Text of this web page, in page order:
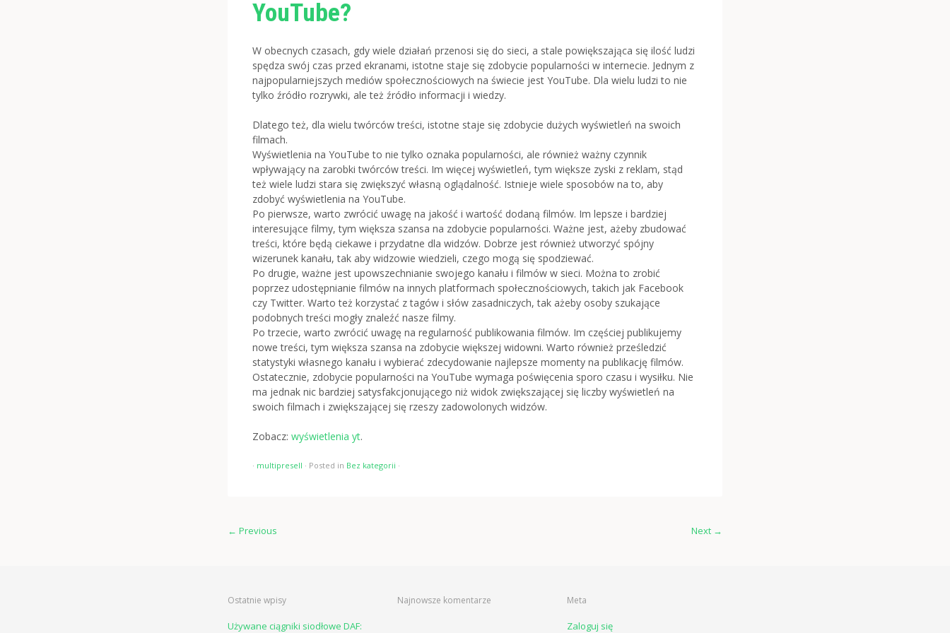
YouTube?
W obecnych czasach, gdy wiele działań przenosi się do sieci, a stale powiększająca się ilość ludzi
spędza swój czas przed ekranami, istotne staje się zdobycie popularności w internecie. Jednym z
najpopularniejszych mediów społecznościowych na świecie jest YouTube. Dla wielu ludzi to nie
tylko źródło rozrywki, ale też źródło informacji i wiedzy.
Dlatego też, dla wielu twórców treści, istotne staje się zdobycie dużych wyświetleń na swoich
filmach.
Wyświetlenia na YouTube to nie tylko oznaka popularności, ale również ważny czynnik
wpływający na zarobki twórców treści. Im więcej wyświetleń, tym większe zyski z reklam, stąd
też wiele ludzi stara się zwiększyć własną oglądalność. Istnieje wiele sposobów na to, aby
zdobyć wyświetlenia na YouTube.
Po pierwsze, warto zwrócić uwagę na jakość i wartość dodaną filmów. Im lepsze i bardziej
interesujące filmy, tym większa szansa na zdobycie popularności. Ważne jest, ażeby zbudować
treści, które będą ciekawe i przydatne dla widzów. Dobrze jest również utworzyć spójny
wizerunek kanału, tak aby widzowie wiedzieli, czego mogą się spodziewać.
Po drugie, ważne jest upowszechnianie swojego kanału i filmów w sieci. Można to zrobić
poprzez udostępnianie filmów na innych platformach społecznościowych, takich jak Facebook
czy Twitter. Warto też korzystać z tagów i słów zasadniczych, tak ażeby osoby szukające
podobnych treści mogły znaleźć nasze filmy.
Po trzecie, warto zwrócić uwagę na regularność publikowania filmów. Im częściej publikujemy
nowe treści, tym większa szansa na zdobycie większej widowni. Warto również prześledzić
statystyki własnego kanału i wybierać zdecydowanie najlepsze momenty na publikację filmów.
Ostatecznie, zdobycie popularności na YouTube wymaga poświęcenia sporo czasu i wysiłku. Nie
ma jednak nic bardziej satysfakcjonującego niż widok zwiększającej się liczby wyświetleń na
swoich filmach i zwiększającej się rzeszy zadowolonych widzów.
Zobacz: wyświetlenia yt.
· multipresell · Posted in Bez kategorii ·
← Previous Next →
Ostatnie wpisy
Używane ciągniki siodłowe DAF:
Najnowsze komentarze Meta
Zaloguj się